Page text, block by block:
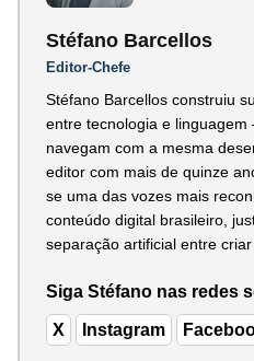
Stéfano Barcellos
Editor-Chefe
Stéfano Barcellos construiu
entre tecnologia e
navegam com a mesma
editor com mais de quinze
se uma das vozes mais
conteúdo digital brasileiro,
separação artificial entre criar
Siga Stéfano nas redes
X Instagram